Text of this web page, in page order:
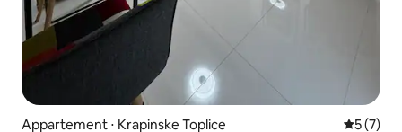
Appartement ⋅ Krapinske Toplice
5 (7)